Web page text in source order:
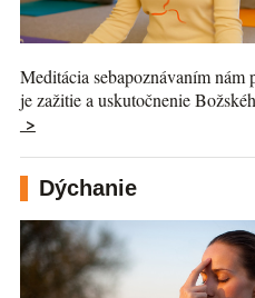
Meditácia sebapoznávaním nám
je zažitie a uskutočnenie
>
Dýchanie